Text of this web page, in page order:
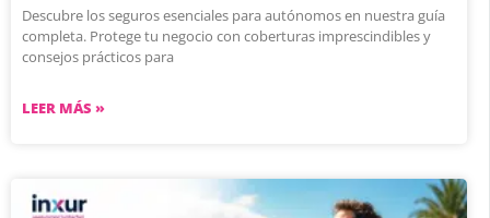
Descubre los seguros esenciales para autónomos en nuestra guía
completa. Protege tu negocio con coberturas imprescindibles y
consejos prácticos para
LEER MÁS »